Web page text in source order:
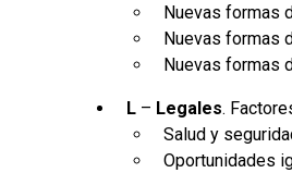
Nuevas formas
Nuevas formas
Nuevas formas
L – Legales.
Salud y
Oportunidades